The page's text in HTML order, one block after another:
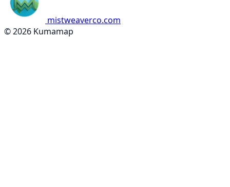
mistweaverco.com
© 2026 Kumamap